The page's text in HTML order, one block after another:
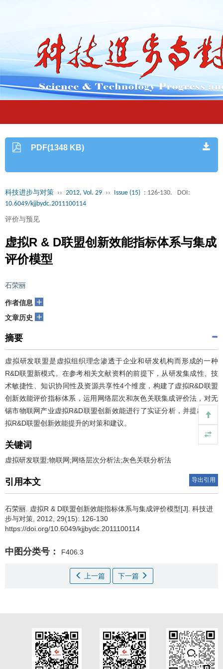
PDF(1348 KB)
科技进步与对策 ›› 2012, Vol. 29 ›› Issue (15) : 126-130.
DOI:
10.6049/kjjbydc.2011100114
评价与预见
虚拟R & D联盟创新效能指标体系与集成
评价模型
石荣丽
作者信息 +
文章历史 +
摘要
虚拟研发联盟是虚拟组织理念渗透于企业和研发机构而形成的一种
R&D联盟新模式。在参考相关文献资料的前提下，从研发集成性、技
术敏捷性、知识协同性及资源共享性4个维度，构建了虚拟R&D联盟
创新效能评价指标体系，运用网络层次和灰色关联集成评价法，对无
锡市物联网产业虚拟R&D联盟创新效能进行了实证分析，并提出了虚
拟R&D联盟创新效能提升的对策和建议。
关键词
虚拟研发联盟;物联网;网络层次分析法;灰色关联分析法
引用本文 导出引用
石荣丽
虚拟R & D联盟创新效能指标体系与集成评价模型[J]. 科技进
步与对策, 2012, 29(15): 126-130
https://doi.org/10.6049/kjjbydc.2011100114
中图分类号： F406.3
上一篇 下一篇